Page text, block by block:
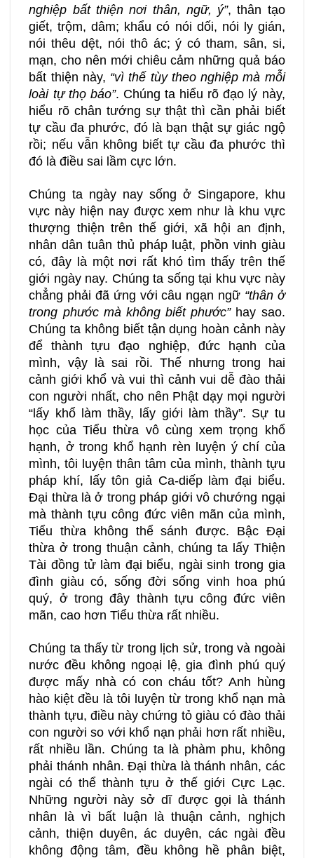
nghiệp bất thiện nơi thân, ngữ, ý”, thân tạo
giết, trộm, dâm; khẩu có nói dối, nói ly gián,
nói thêu dệt, nói thô ác; ý có tham, sân, si,
mạn, cho nên mới chiêu cảm những quả báo
bất thiện này, “vì thế tùy theo nghiệp mà mỗi
loài tự thọ báo”. Chúng ta hiểu rõ đạo lý này,
hiểu rõ chân tướng sự thật thì cần phải biết
tự cầu đa phước, đó là bạn thật sự giác ngộ
rồi; nếu vẫn không biết tự cầu đa phước thì
đó là điều sai lầm cực lớn.
Chúng ta ngày nay sống ở Singapore, khu
vực này hiện nay được xem như là khu vực
thượng thiện trên thế giới, xã hội an định,
nhân dân tuân thủ pháp luật, phồn vinh giàu
có, đây là một nơi rất khó tìm thấy trên thế
giới ngày nay. Chúng ta sống tại khu vực này
chẳng phải đã ứng với câu ngạn ngữ “thân ở
trong phước mà không biết phước”hay sao.
Chúng ta không biết tận dụng hoàn cảnh này
để thành tựu đạo nghiệp, đức hạnh của
mình, vậy là sai rồi. Thế nhưng trong hai
cảnh giới khổ và vui thì cảnh vui dễ đào thải
con người nhất, cho nên Phật dạy mọi người
“lấy khổ làm thầy, lấy giới làm thầy”. Sự tu
học của Tiểu thừa vô cùng xem trọng khổ
hạnh, ở trong khổ hạnh rèn luyện ý chí của
mình, tôi luyện thân tâm của mình, thành tựu
pháp khí, lấy tôn giả Ca-diếp làm đại biểu.
Đại thừa là ở trong pháp giới vô chướng ngại
mà thành tựu công đức viên mãn của mình,
Tiểu thừa không thể sánh được. Bậc Đại
thừa ở trong thuận cảnh, chúng ta lấy Thiện
Tài đồng tử làm đại biểu, ngài sinh trong gia
đình giàu có, sống đời sống vinh hoa phú
quý, ở trong đây thành tựu công đức viên
mãn, cao hơn Tiểu thừa rất nhiều.
Chúng ta thấy từ trong lịch sử, trong và ngoài
nước đều không ngoại lệ, gia đình phú quý
được mấy nhà có con cháu tốt? Anh hùng
hào kiệt đều là tôi luyện từ trong khổ nạn mà
thành tựu, điều này chứng tỏ giàu có đào thải
con người so với khổ nạn phải hơn rất nhiều,
rất nhiều lần. Chúng ta là phàm phu, không
phải thánh nhân. Đại thừa là thánh nhân, các
ngài có thể thành tựu ở thế giới Cực Lạc.
Những người này sở dĩ được gọi là thánh
nhân là vì bất luận là thuận cảnh, nghịch
cảnh, thiện duyên, ác duyên, các ngài đều
không động tâm, đều không hề phân biệt,